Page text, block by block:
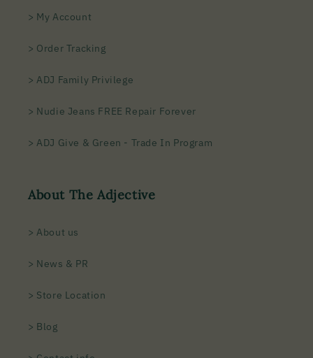
> My Account
> Order Tracking
> ADJ Family Privilege
> Nudie Jeans FREE Repair Forever
> ADJ Give & Green - Trade In Program
About The Adjective
> About us
> News & PR
> Store Location
> Blog